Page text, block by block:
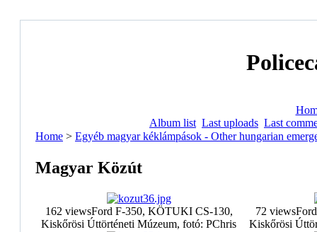
Album list Last uploads Last
Home > Egyéb magyar kéklámpások - Other hungarian
Magyar Közút
162 viewsFord F-350, KÖTUKI CS-130,
Kiskőrösi Úttörténeti Múzeum, fotó: PChris
72 views
Kiskőrösi